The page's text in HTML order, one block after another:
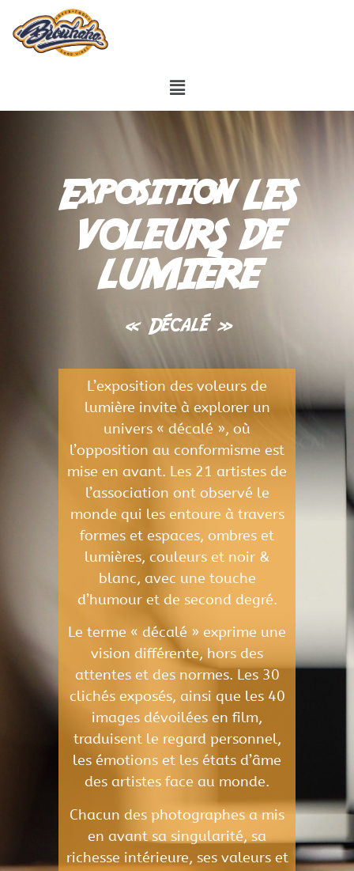
Exposition LES
VOLEURS DE
LUMIÈRE
« Décalé »
L’exposition des voleurs de
lumière invite à explorer un
univers « décalé », où
l’opposition au conformisme est
mise en avant. Les 21 artistes de
l’association ont observé le
monde qui les entoure à travers
formes et espaces, ombres et
lumières, couleurs et noir &
blanc, avec une touche
d’humour et de second degré.
Le terme « décalé » exprime une
vision différente, hors des
attentes et des normes. Les 30
clichés exposés, ainsi que les 40
images dévoilées en film,
traduisent le regard personnel,
les émotions et les états d’âme
des artistes face au monde.
Chacun des photographes a mis
en avant sa singularité, sa
richesse intérieure, ses valeurs et